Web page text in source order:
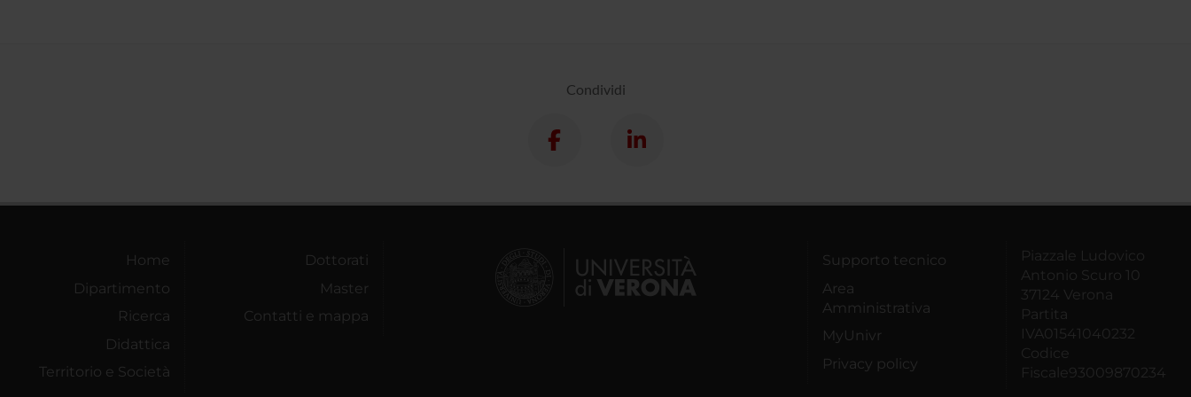
Condividi
Home
Dipartimento
Ricerca
Didattica
Territorio e Società
Dottorati
Master
Contatti e mappa
Supporto tecnico
Area
Amministrativa
MyUnivr
Privacy policy
Piazzale Ludovico
Antonio Scuro 10
37124 Verona
Partita
IVA01541040232
Codice
Fiscale93009870234